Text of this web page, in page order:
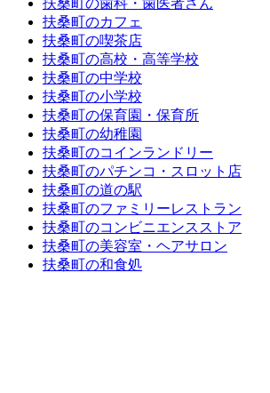
扶桑町の歯科・歯医者さん
扶桑町のカフェ
扶桑町の喫茶店
扶桑町の高校・高等学校
扶桑町の中学校
扶桑町の小学校
扶桑町の保育園・保育所
扶桑町の幼稚園
扶桑町のコインランドリー
扶桑町のパチンコ・スロット店
扶桑町の道の駅
扶桑町のファミリーレストラン
扶桑町のコンビニエンスストア
扶桑町の美容室・ヘアサロン
扶桑町の和食処